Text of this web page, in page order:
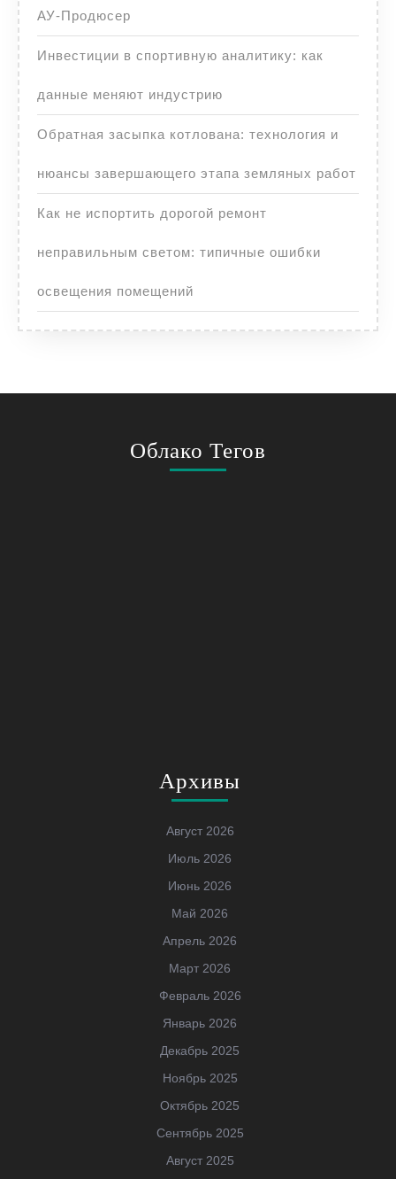
АУ-Продюсер
Инвестиции в спортивную аналитику: как
данные меняют индустрию
Обратная засыпка котлована: технология и
нюансы завершающего этапа земляных работ
Как не испортить дорогой ремонт
неправильным светом: типичные ошибки
освещения помещений
Облако Тегов
Архивы
Август 2026
Июль 2026
Июнь 2026
Май 2026
Апрель 2026
Март 2026
Февраль 2026
Январь 2026
Декабрь 2025
Ноябрь 2025
Октябрь 2025
Сентябрь 2025
Август 2025